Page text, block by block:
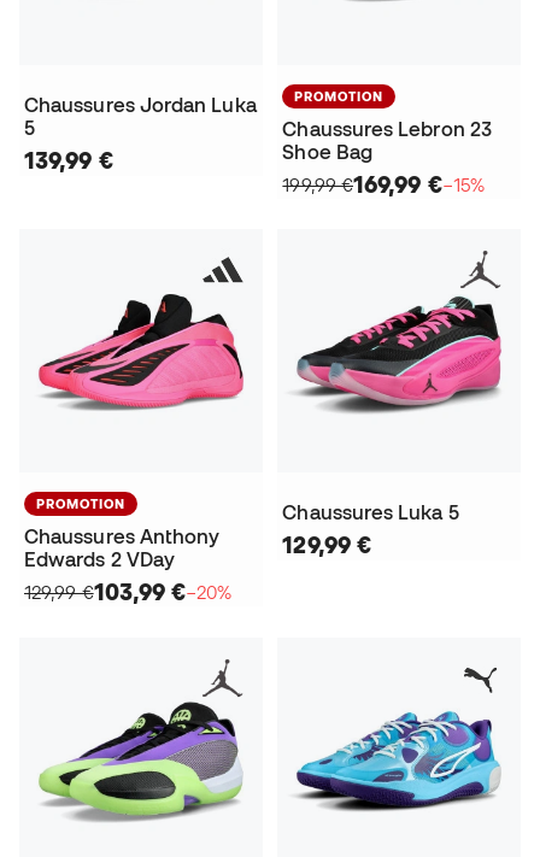
Chaussures Jordan Luka
5
139,99 €
PROMOTION
Chaussures Lebron 23
Shoe Bag
199,99 €169,99 €−15%
PROMOTION
Chaussures Anthony
Edwards 2 VDay
129,99 €103,99 €−20%
Chaussures Luka 5
129,99 €